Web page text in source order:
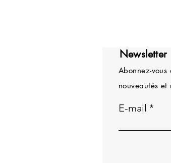
Newsletter
Abonnez-
nouveautés
E-mail